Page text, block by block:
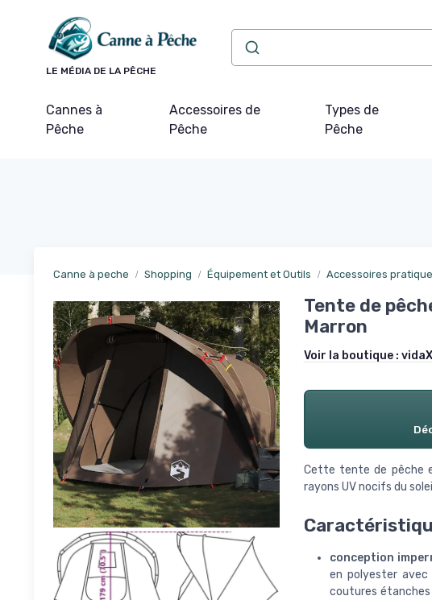
LE MÉDIA DE LA PÊCHE
Cannes à
Pêche
Accessoires de
Pêche
Types de
Pêche
Canne à peche Shopping Équipement et Outils Accessoires
Tente de
Marron
Voir la boutique :
Cette tente de pêche
rayons UV nocifs du
conception
en polyester
coutures